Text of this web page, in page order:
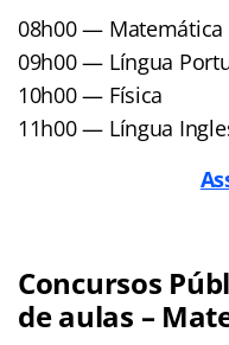
08h00 — Matemática
09h00 — Língua
10h00 — Física
11h00 — Língua
Concursos
de aulas –